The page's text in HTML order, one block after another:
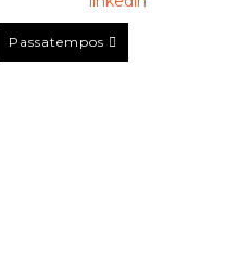
Passatempos